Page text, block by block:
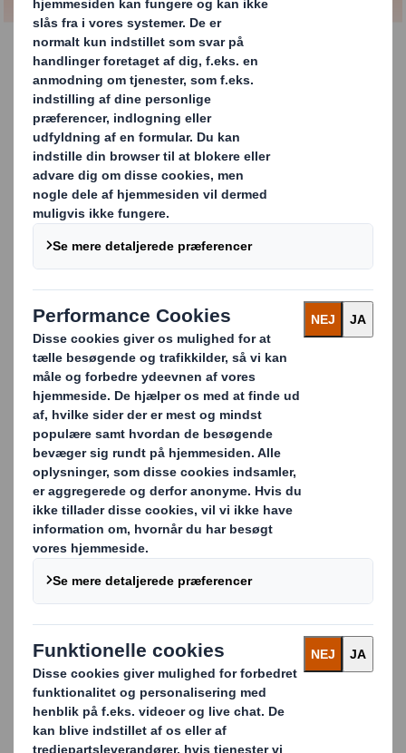
En innovativ og
fiberbaseret løsning,
som samtidig er med til
at minimere
påvirkningen af miljøet.
Vores smarte papirposer, der kommer i flere forskellige
størrelser, har mange spændende fordele. De er dels
lavet i genanvendeligt materiale, der både fremhæver
iøjnefaldende printmuligheder samtidig med, at det
imødekommer forbrugernes efterspørgsel på nye og
mere bæredygtige løsninger. Derudover er de med deres
både robusthed og lethed en meget velegnet løsning til
både små og store forsendelser, ligesom forskellige
lukkefunktioner åbner for muligheden for
returemballage.
Klar, parat, send
forsyningskæden af e-handel, og ved hvor vigtigt det er
at have den rigtige emballage til at passe dine behov. Fra
at vide, hvordan man beskytter produkter gennem
transportstød med korrugerede løsninger til at reducere
omkostningerne ved at bruge fleksible elementer i ikke-